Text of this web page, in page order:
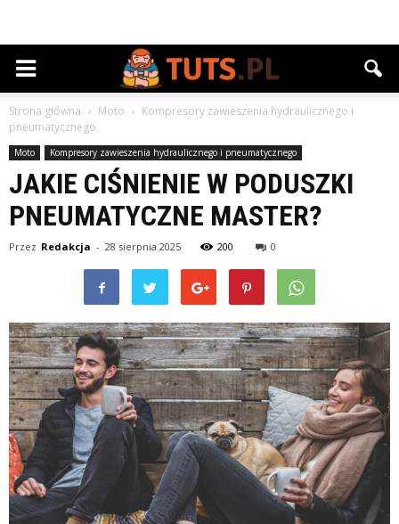
Strona główna Moto
Kompresory zawieszenia hydraulicznego i
pneumatycznego
Moto Kompresory zawieszenia hydraulicznego i pneumatycznego
JAKIE CIŚNIENIE W PODUSZKI
PNEUMATYCZNE MASTER?
Przez Redakcja - 28 sierpnia 2025 200 0